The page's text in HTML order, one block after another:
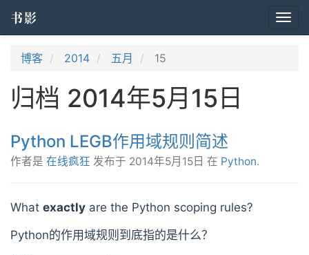
书影
博客 2014 五月 15
归档 2014年5月15日
Python LEGB作用域规则简述
作者是 在线疯狂 发布于 2014年5月15日 在 Python.
What exactly are the Python scoping rules?
Python的作用域规则到底指的是什么？